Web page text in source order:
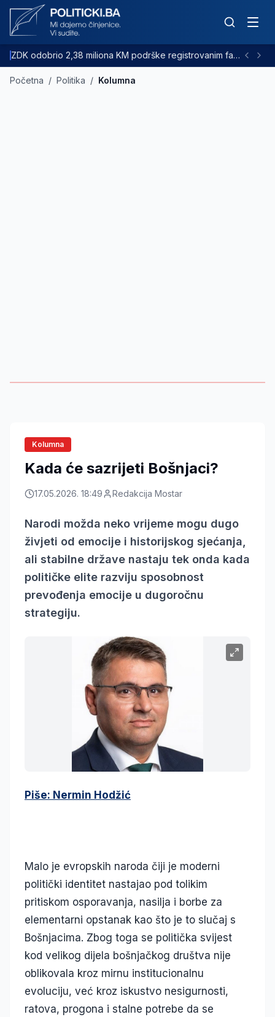
ZDK odobrio 2,38 miliona KM podrške registrovanim farmama goveda
Početna / Politika / Kolumna
Kolumna
Kada će sazrijeti Bošnjaci?
17.05.2026. 18:49 Redakcija Mostar
Narodi možda neko vrijeme mogu dugo
živjeti od emocije i historijskog sjećanja,
ali stabilne države nastaju tek onda kada
političke elite razviju sposobnost
prevođenja emocije u dugoročnu
strategiju.
Piše: Nermin Hodžić
Malo je evropskih naroda čiji je moderni
politički identitet nastajao pod tolikim
pritiskom osporavanja, nasilja i borbe za
elementarni opstanak kao što je to slučaj s
Bošnjacima. Zbog toga se politička svijest
kod velikog dijela bošnjačkog društva nije
oblikovala kroz mirnu institucionalnu
evoluciju, već kroz iskustvo nesigurnosti,
ratova, progona i stalne potrebe da se